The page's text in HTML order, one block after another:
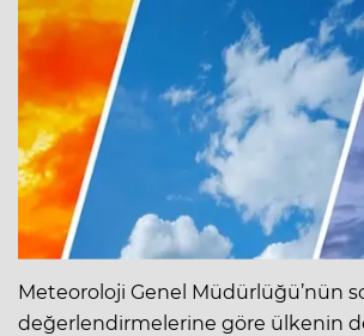
Meteoroloji Genel Müdürlüğü’nün
değerlendirmelerine göre ülkenin